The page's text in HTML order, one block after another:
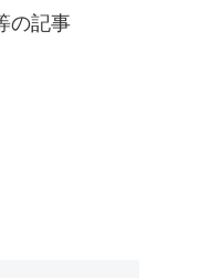
の記事